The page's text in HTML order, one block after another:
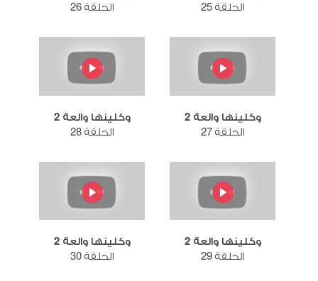
الحلقة 25
الحلقة 26
وكلينها والعة 2
الحلقة 27
وكلينها والعة 2
الحلقة 28
وكلينها والعة 2
الحلقة 29
وكلينها والعة 2
الحلقة 30